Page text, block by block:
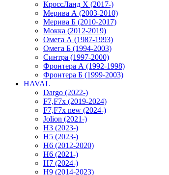
КроссЛанд X (2017-)
Мерива А (2003-2010)
Мерива Б (2010-2017)
Мокка (2012-2019)
Омега А (1987-1993)
Омега Б (1994-2003)
Синтра (1997-2000)
Фронтера А (1992-1998)
Фронтера Б (1999-2003)
HAVAL
Dargo (2022-)
F7,F7x (2019-2024)
F7,F7x new (2024-)
Jolion (2021-)
H3 (2023-)
H5 (2023-)
H6 (2012-2020)
H6 (2021-)
H7 (2024-)
H9 (2014-2023)